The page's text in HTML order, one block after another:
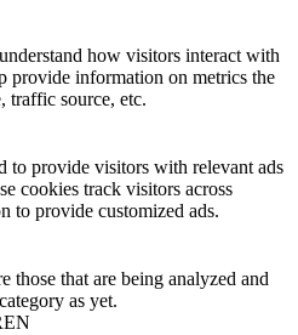
how visitors interact with
provide information on metrics the
traffic source, etc.
to provide visitors with relevant ads
cookies track visitors across
to provide customized ads.
those that are being analyzed and
as yet.